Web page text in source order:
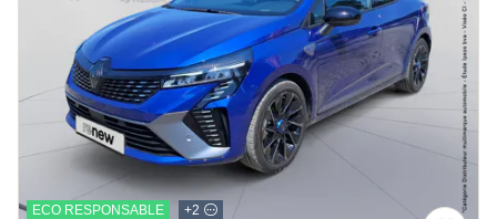
ECO RESPONSABLE +2